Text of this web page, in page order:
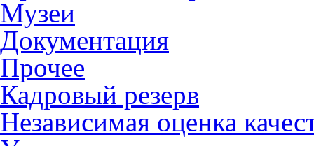
Музеи
Документация
Прочее
Кадровый резерв
Независимая оценка